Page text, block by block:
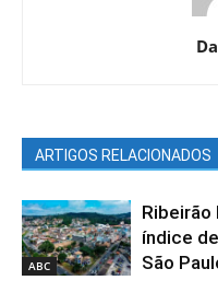
ARTIGOS RELACIONADOS
ABC
Ribeirão
índice
São